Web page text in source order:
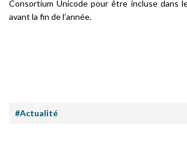
Consortium Unicode pour être incluse dans
avant la fin de l’année.
#Actualité